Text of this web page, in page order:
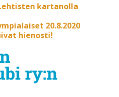
kartanolla
20.8.2020
hienosti!
ry:n